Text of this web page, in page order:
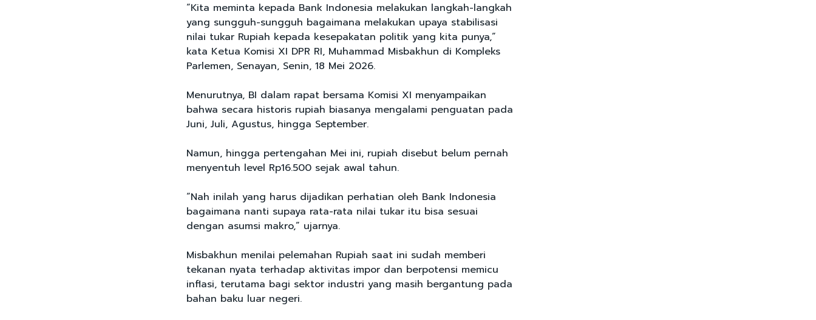
“Kita meminta kepada Bank Indonesia melakukan langkah-langkah
yang sungguh-sungguh bagaimana melakukan upaya stabilisasi
nilai tukar Rupiah kepada kesepakatan politik yang kita punya,”
kata Ketua Komisi XI DPR RI, Muhammad Misbakhun di Kompleks
Parlemen, Senayan, Senin, 18 Mei 2026.
Menurutnya, BI dalam rapat bersama Komisi XI menyampaikan
bahwa secara historis rupiah biasanya mengalami penguatan pada
Juni, Juli, Agustus, hingga September.
Namun, hingga pertengahan Mei ini, rupiah disebut belum pernah
menyentuh level Rp16.500 sejak awal tahun.
“Nah inilah yang harus dijadikan perhatian oleh Bank Indonesia
bagaimana nanti supaya rata-rata nilai tukar itu bisa sesuai
dengan asumsi makro,” ujarnya.
Misbakhun menilai pelemahan Rupiah saat ini sudah memberi
tekanan nyata terhadap aktivitas impor dan berpotensi memicu
inflasi, terutama bagi sektor industri yang masih bergantung pada
bahan baku luar negeri.